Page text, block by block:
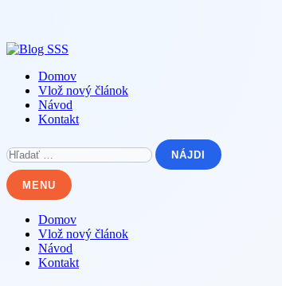
content
Domov
Vlož nový článok
Návod
Kontakt
Hľadať:
MENU
Domov
Vlož nový článok
Návod
Kontakt